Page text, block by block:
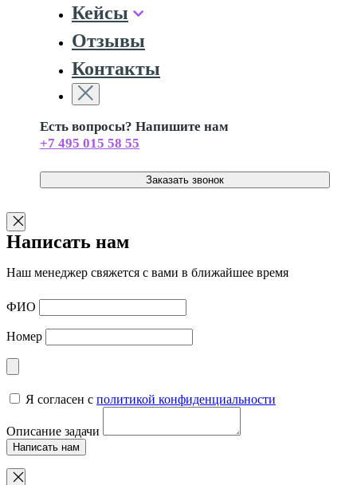
Кейсы
Отзывы
Контакты
Есть вопросы? Напишите нам
+7 495 015 58 55
Заказать звонок
Написать нам
Наш менеджер свяжется с вами в ближайшее время
ФИО
Номер
Я согласен с политикой конфиденциальности
Описание задачи
Написать нам